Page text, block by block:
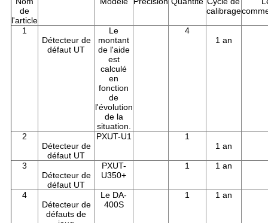
de
l'article
calibrage
1
Détecteur de
défaut UT
Le
montant
de l'aide
est
calculé
en
fonction
de
l'évolution
de la
situation.
4
1 an
2
Détecteur de
défaut UT
PXUT-U1
1
1 an
3
Détecteur de
défaut UT
PXUT-
U350+
1 1 an
4
Détecteur de
défauts de
Le DA-
400S
1 1 an